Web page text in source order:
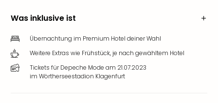
Was inklusive ist
Übernachtung im Premium Hotel deiner Wahl
Weitere Extras wie Frühstück, je nach gewähltem Hotel
Tickets für Depeche Mode am 21.07.2023
im Wörtherseestadion Klagenfurt